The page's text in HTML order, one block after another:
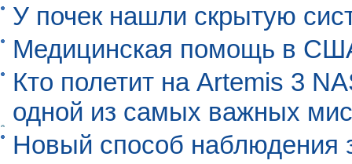
У почек нашли скрытую
Медицинская помощь в
Кто полетит на Artemis 3
одной из самых важных
Новый способ наблюдения